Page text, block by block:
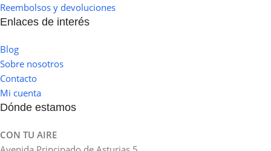
Reembolsos y devoluciones
Enlaces de interés
Blog
Sobre nosotros
Contacto
Mi cuenta
Dónde estamos
CON TU AIRE